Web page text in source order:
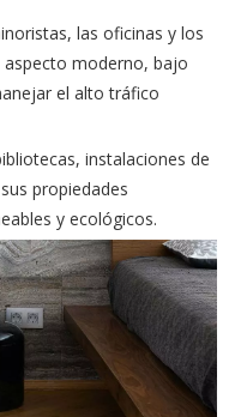
las oficinas y los
aspecto moderno, bajo
el alto tráfico
instalaciones de
propiedades
y ecológicos.